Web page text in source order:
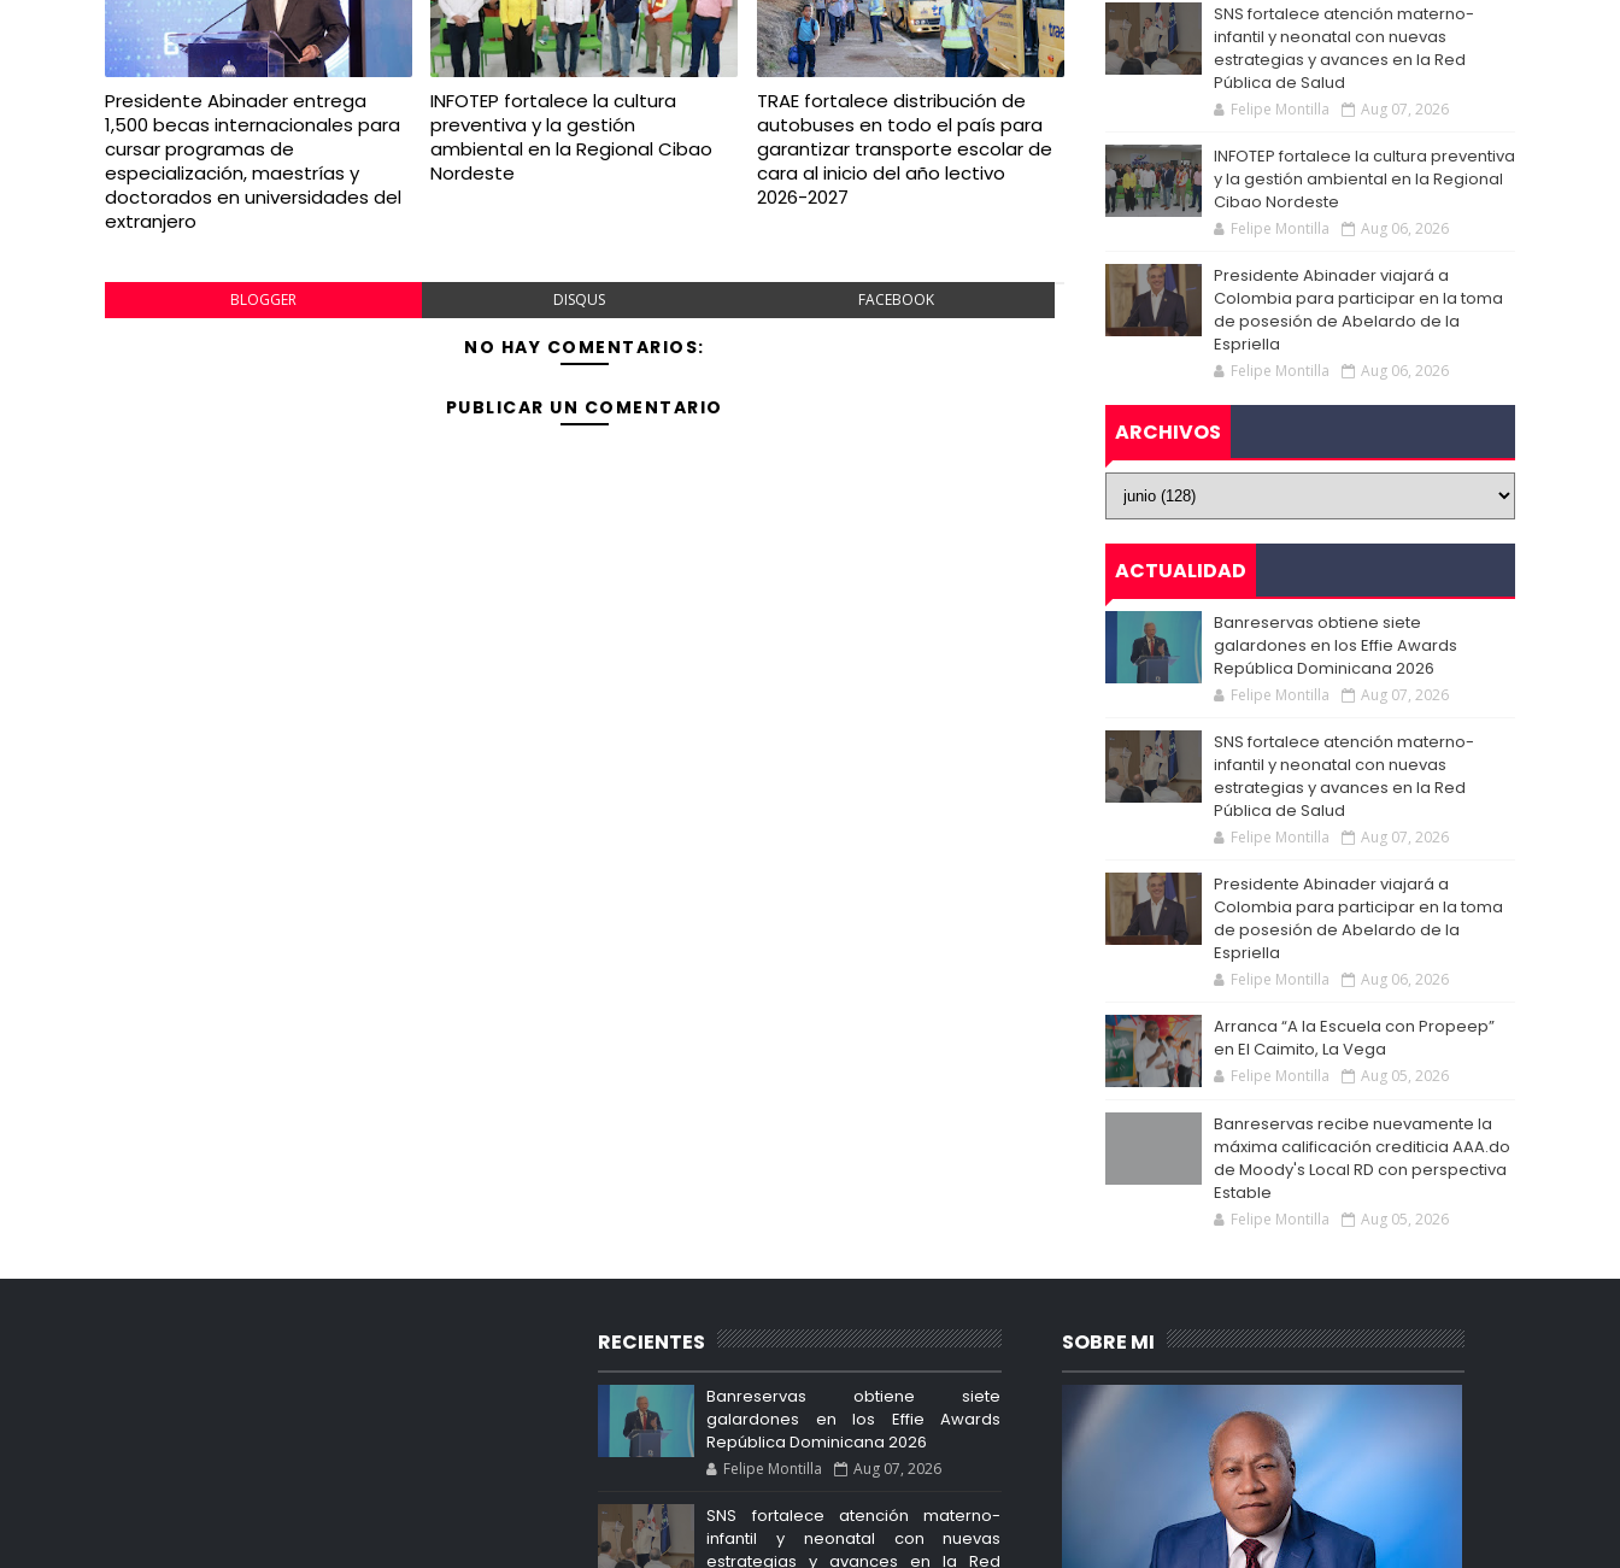
Presidente Abinader entrega
1,500 becas internacionales para
cursar programas de
especialización, maestrías y
doctorados en universidades del
extranjero
INFOTEP fortalece la cultura
preventiva y la gestión
ambiental en la Regional Cibao
Nordeste
TRAE fortalece distribución de
autobuses en todo el país para
garantizar transporte escolar de
cara al inicio del año lectivo
2026-2027
BLOGGER DISQUS FACEBOOK
NO HAY COMENTARIOS:
PUBLICAR UN COMENTARIO
SNS fortalece atención materno-
infantil y neonatal con nuevas
estrategias y avances en la Red
Pública de Salud
Felipe Montilla Aug 07, 2026
INFOTEP fortalece la cultura preventiva
y la gestión ambiental en la Regional
Cibao Nordeste
Felipe Montilla Aug 06, 2026
Presidente Abinader viajará a
Colombia para participar en la toma
de posesión de Abelardo de la
Espriella
Felipe Montilla Aug 06, 2026
ARCHIVOS
ACTUALIDAD
Banreservas obtiene siete
galardones en los Effie Awards
República Dominicana 2026
Felipe Montilla Aug 07, 2026
SNS fortalece atención materno-
infantil y neonatal con nuevas
estrategias y avances en la Red
Pública de Salud
Felipe Montilla Aug 07, 2026
Presidente Abinader viajará a
Colombia para participar en la toma
de posesión de Abelardo de la
Espriella
Felipe Montilla Aug 06, 2026
Arranca “A la Escuela con Propeep”
en El Caimito, La Vega
Felipe Montilla Aug 05, 2026
Banreservas recibe nuevamente la
máxima calificación crediticia AAA.do
de Moody's Local RD con perspectiva
Estable
Felipe Montilla Aug 05, 2026
RECIENTES
Banreservas obtiene siete
galardones en los Effie Awards
República Dominicana 2026
Felipe Montilla Aug 07, 2026
SNS fortalece atención materno-
infantil y neonatal con nuevas
estrategias y avances en la Red
SOBRE MI